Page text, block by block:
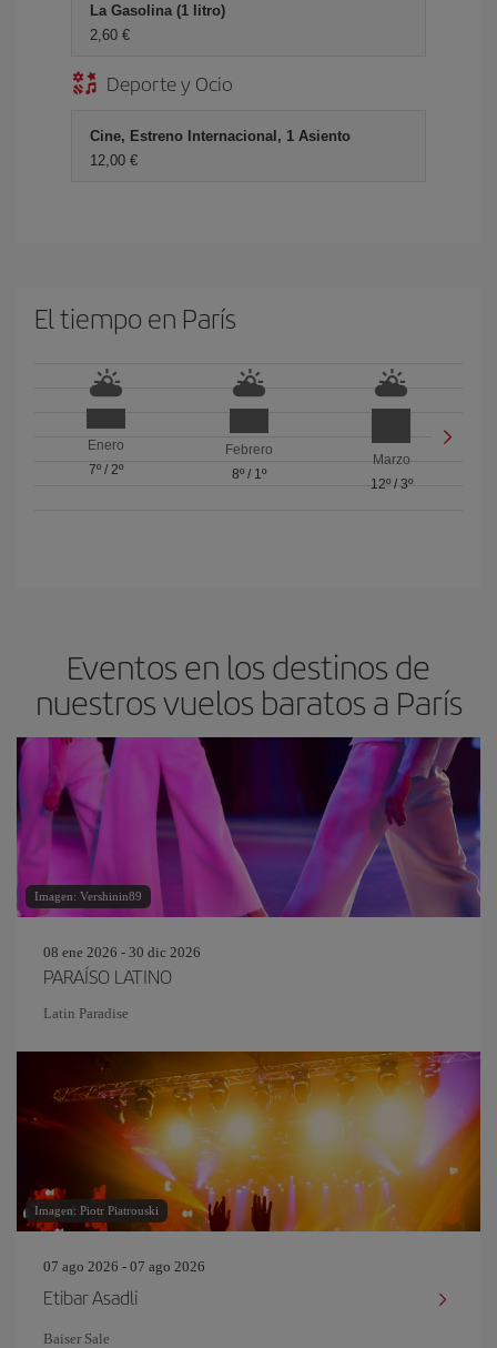
La Gasolina (1 litro)
2,60 €
Deporte y Ocio
Cine, Estreno Internacional, 1 Asiento
12,00 €
El tiempo en París
Enero
7º/ 2º
Febrero
8º/ 1º
Marzo
12º/ 3º
Eventos en los destinos de
nuestros vuelos baratos a París
Imagen: Vershinin89
08 ene 2026 - 30 dic 2026
PARAÍSO LATINO
Latin Paradise
Imagen: Piotr Piatrouski
07 ago 2026 - 07 ago 2026
Etibar Asadli
Baiser Sale